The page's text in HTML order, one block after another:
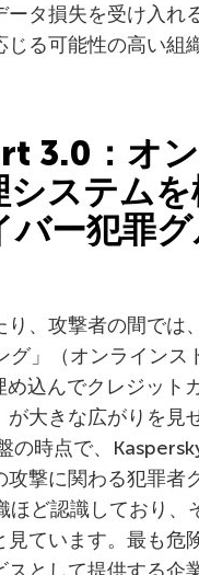
ータ損失を受け入れ
じる可能性の高い組
3.0：オ
システムを
バー犯罪
り、攻撃者の間では
グ」（オンラインス
込んでクレジット
が大きな広がりを見
の時点で、
攻撃に関わる犯罪者
ほど認識しており、
見ています。最も危